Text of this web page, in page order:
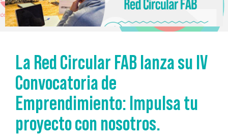
La Red Circular FAB lanza su IV
Convocatoria de
Emprendimiento: Impulsa tu
proyecto con nosotros.